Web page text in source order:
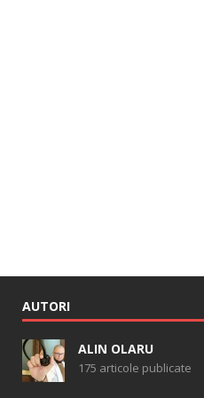
AUTORI
ALIN OLARU
175 articole publicate